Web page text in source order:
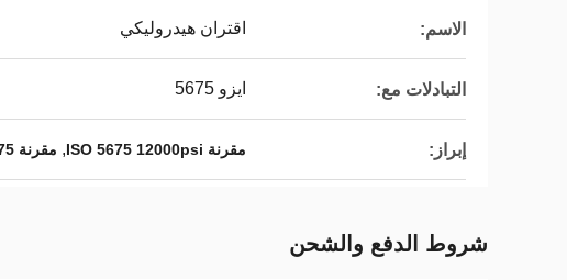
الاسم: اقتران هيدروليكي
التبادلات مع: ايزو 5675
إبراز: مقرنة ISO 5675 12000psi , مقرنة NBR ISO 5675
شروط الدفع والشحن